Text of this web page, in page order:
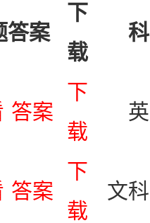
答案
下
载
答案
下
载
答案
下
载
文